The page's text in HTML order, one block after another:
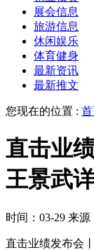
展会信息
旅游信息
休闲娱乐
体育健身
最新资讯
最新推文
您现在的位置 :
直击业
王景武
时间：03-29 来源
直击业绩发布会